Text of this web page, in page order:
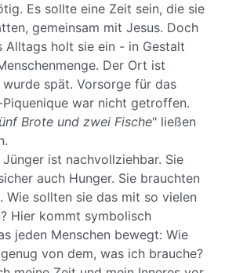
Es sollte eine Zeit sein, die sie
gemeinsam mit Jesus. Doch
Alltags holt sie ein - in Gestalt
Der Ort ist
wurde spät. Vorsorge für das
war nicht getroffen.
Brote und zwei Fische" ließen
ist nachvollziehbar. Sie
auch Hunger. Sie brauchten
Wie sollten sie das mit so vielen
Hier kommt symbolisch
jeden Menschen bewegt: Wie
von dem, was ich brauche?